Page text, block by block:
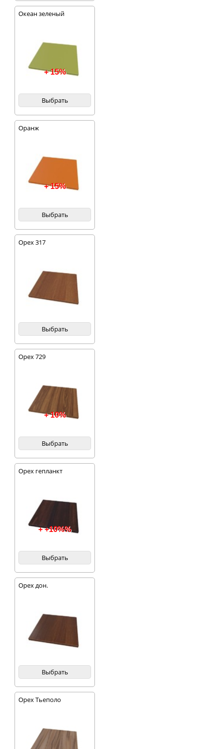
Океан зеленый
+ 15%
Выбрать
Оранж
+ 15%
Выбрать
Орех 317
Выбрать
Орех 729
+ 10%
Выбрать
Орех гепланкт
+ +10%%
Выбрать
Орех дон.
Выбрать
Орех Тьеполо